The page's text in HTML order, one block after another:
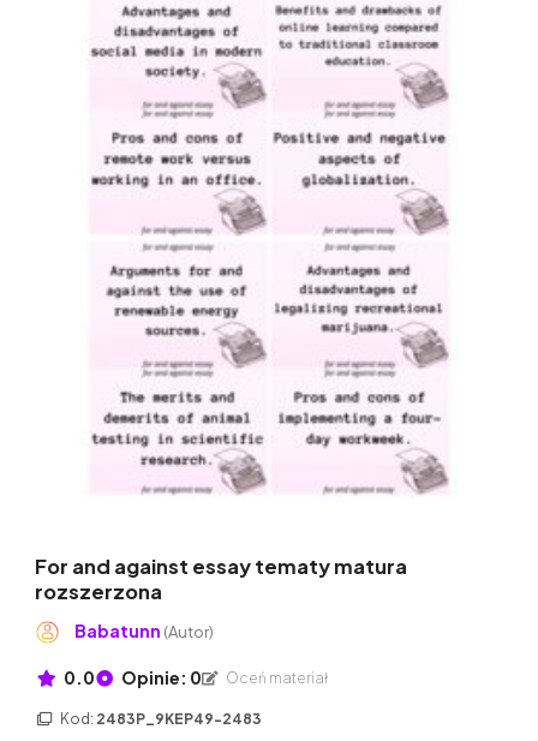
For and against essay tematy matura
rozszerzona
Babatunn (Autor)
0.0 Opinie: 0 Oceń materiał
Kod: 2483P_9KEP49-2483